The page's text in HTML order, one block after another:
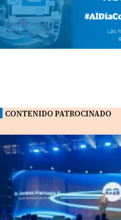
CONTENIDO PATROCINADO